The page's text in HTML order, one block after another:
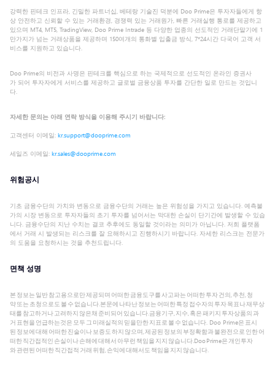
강력한 핀테크 인프라, 긴밀한 파트너십, 베테랑 기술진 덕분에 Doo Prime은 투자자들에게 항
상 안전하고 신뢰할 수 있는 거래환경, 경쟁력 있는 거래원가, 빠른 거래실행 통로를 제공하고
있으며 MT4, MT5, TradingView, Doo Prime Intrade 등 다양한 업종의 선도적인 거래단말기에 1
만가지가 넘는 거래상품을 제공하며 150여개의 통화별 입출금 방식, 7*24시간 다국어 고객 서
비스를 지원하고 있습니다.
Doo Prime의 비전과 사명은 핀테크를 핵심으로 하는 국제적으로 선도적인 온라인 증권사
가 되어 투자자에게 서비스를 제공하고 글로벌 금융상품 투자를 간단한 일로 만드는 것입니
다.
자세한 문의는 아래 연락 방식을 이용해 주시기 바랍니다:
고객센터 이메일: kr.support@dooprime.com
세일즈 이메일: kr.sales@dooprime.com
위험공시
기초 금융수단의 가치와 변동으로 금융수단의 거래는 높은 위험성을 가지고 있습니다. 예측불
가의 시장 변동으로 투자자들의 초기 투자를 넘어서는 막대한 손실이 단기간에 발생할 수 있습
니다. 금융수단의 지난 수치는 결코 추후에도 동일할 것이라는 의미가 아닙니다. 저희 플랫폼
에서 거래 시 발생되는 리스크를 잘 요해하시고 진행하시기 바랍니다. 자세한 리스크는 전문가
의 도움을 요청하시는 것을 추천드립니다.
면책 성명
본 정보는 일반 참고용으로만 제공되며 어떠한 금융도구를 사고파는 어떠한 투자 건의, 추천, 청
약 또는 초청으로도 볼 수 없습니다.본문에 나타난 정보는 어떠한 특정 접수자의 투자 목표나 재무상
태를 참고하거나 고려하지 않은채 준비되어 있습니다.금융기구, 지수, 혹은 패키지 투자상품의 과
거 표현을 언급하는것은 모두 그 미래실적의 믿을만한 지표로 볼 수 없습니다. Doo Prime은 표시
된 정보에 대해 어떠한 진술이나 보증도 하지 않으며, 제공된 정보의 부정확함과 불완전으로 인한 어
떠한 직간접적인 손실이나 손해에 대해서 아무런 책임을 지지 않습니다.Doo Prime은 개인투자
와 관련된 어떠한 직간접적 거래 위험, 손익에 대해서도 책임을 지지 않습니다.